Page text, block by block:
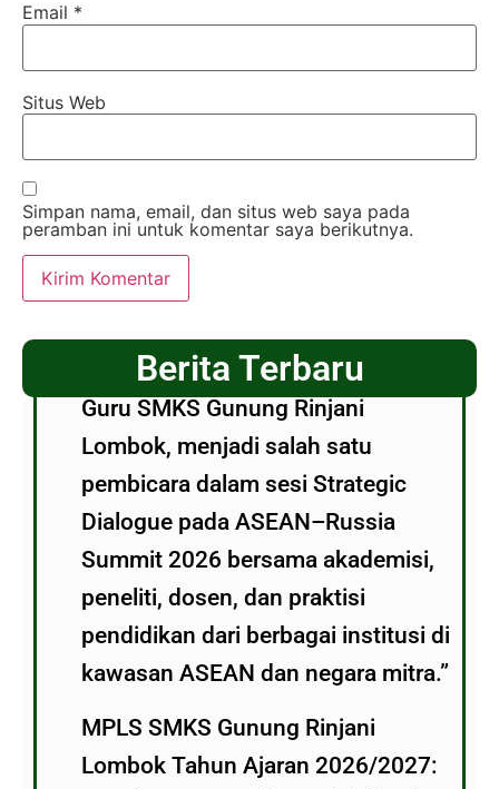
Email *
Situs Web
Simpan nama, email, dan situs web saya pada
peramban ini untuk komentar saya berikutnya.
Berita Terbaru
Guru SMKS Gunung Rinjani
Lombok, menjadi salah satu
pembicara dalam sesi Strategic
Dialogue pada ASEAN–Russia
Summit 2026 bersama akademisi,
peneliti, dosen, dan praktisi
pendidikan dari berbagai institusi di
kawasan ASEAN dan negara mitra.”
MPLS SMKS Gunung Rinjani
Lombok Tahun Ajaran 2026/2027: